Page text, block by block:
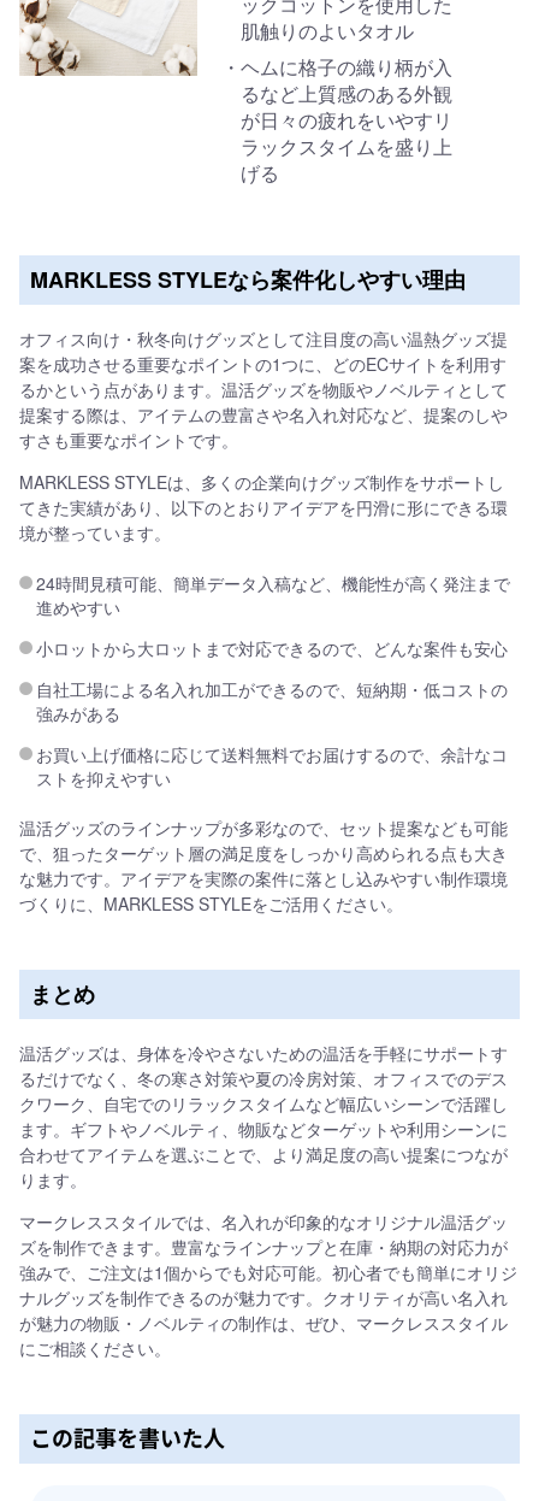
肌触りのよいタオル
ヘムに格子の織り柄が入
るなど上質感のある外観
が日々の疲れをいやすリ
ラックスタイムを盛り上
げる
MARKLESS STYLEなら案件化しやすい理由
オフィス向け・秋冬向けグッズとして注目度の高い温熱グッズ提
案を成功させる重要なポイントの1つに、どのECサイトを利用す
るかという点があります。温活グッズを物販やノベルティとして
提案する際は、アイテムの豊富さや名入れ対応など、提案のしや
すさも重要なポイントです。
MARKLESS STYLEは、多くの企業向けグッズ制作をサポートし
てきた実績があり、以下のとおりアイデアを円滑に形にできる環
境が整っています。
24時間見積可能、簡単データ入稿など、機能性が高く発注まで
進めやすい
小ロットから大ロットまで対応できるので、どんな案件も安心
自社工場による名入れ加工ができるので、短納期・低コストの
強みがある
お買い上げ価格に応じて送料無料でお届けするので、余計なコ
ストを抑えやすい
温活グッズのラインナップが多彩なので、セット提案なども可能
で、狙ったターゲット層の満足度をしっかり高められる点も大き
な魅力です。アイデアを実際の案件に落とし込みやすい制作環境
づくりに、MARKLESS STYLEをご活用ください。
まとめ
温活グッズは、身体を冷やさないための温活を手軽にサポートす
るだけでなく、冬の寒さ対策や夏の冷房対策、オフィスでのデス
クワーク、自宅でのリラックスタイムなど幅広いシーンで活躍し
ます。ギフトやノベルティ、物販などターゲットや利用シーンに
合わせてアイテムを選ぶことで、より満足度の高い提案につなが
ります。
マークレススタイルでは、名入れが印象的なオリジナル温活グッ
ズを制作できます。豊富なラインナップと在庫・納期の対応力が
強みで、ご注文は1個からでも対応可能。初心者でも簡単にオリジ
ナルグッズを制作できるのが魅力です。クオリティが高い名入れ
が魅力の物販・ノベルティの制作は、ぜひ、マークレススタイル
にご相談ください。
この記事を書いた人